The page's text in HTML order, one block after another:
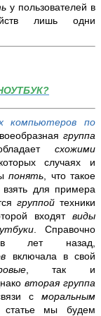
у пользователей в
лишь одни
компьютеров по
группа
схожими
случаях и
понять , что такое
взять для примера
группойтехники
входятвиды
. Справочно
лет назад,
включала в свой
, так и
вторая группа
с моральным
статье мы будем